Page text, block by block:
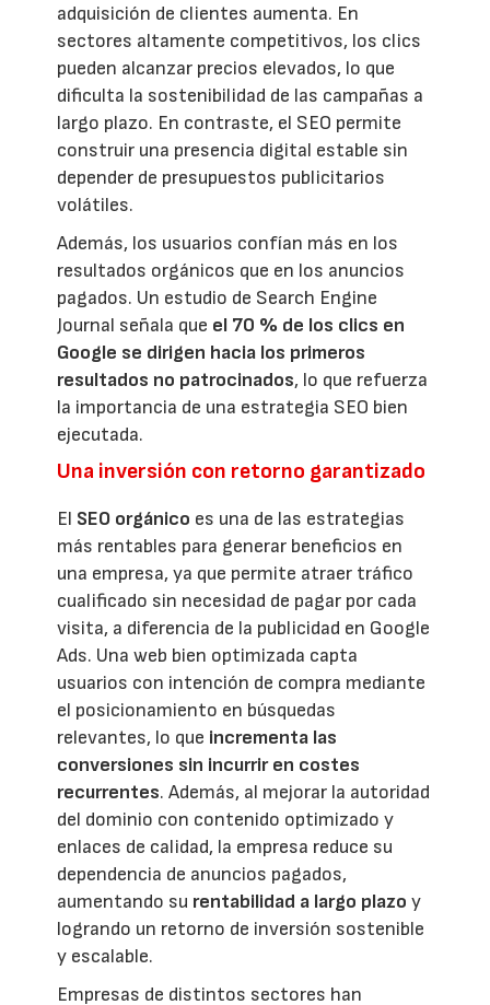
adquisición de clientes aumenta. En
sectores altamente competitivos, los clics
pueden alcanzar precios elevados, lo que
dificulta la sostenibilidad de las campañas a
largo plazo. En contraste, el SEO permite
construir una presencia digital estable sin
depender de presupuestos publicitarios
volátiles.
Además, los usuarios confían más en los
resultados orgánicos que en los anuncios
pagados. Un estudio de Search Engine
Journal señala que el 70 % de los clics en
Google se dirigen hacia los primeros
resultados no patrocinados, lo que refuerza
la importancia de una estrategia SEO bien
ejecutada.
Una inversión con retorno garantizado
El SEO orgánico es una de las estrategias
más rentables para generar beneficios en
una empresa, ya que permite atraer tráfico
cualificado sin necesidad de pagar por cada
visita, a diferencia de la publicidad en Google
Ads. Una web bien optimizada capta
usuarios con intención de compra mediante
el posicionamiento en búsquedas
relevantes, lo que incrementa las
conversiones sin incurrir en costes
recurrentes. Además, al mejorar la autoridad
del dominio con contenido optimizado y
enlaces de calidad, la empresa reduce su
dependencia de anuncios pagados,
aumentando su rentabilidad a largo plazo y
logrando un retorno de inversión sostenible
y escalable.
Empresas de distintos sectores han